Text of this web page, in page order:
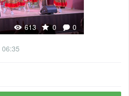
613 0 0
06:35